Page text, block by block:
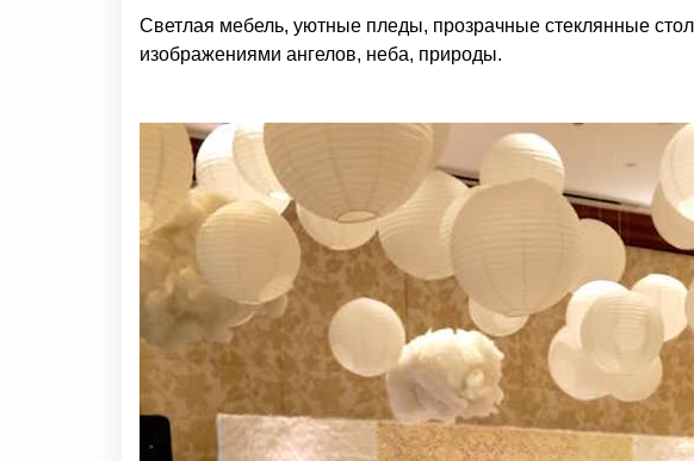
Светлая мебель, уютные пледы, прозрачные стеклянные
изображениями ангелов, неба, природы.